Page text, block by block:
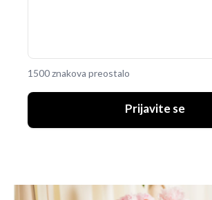
1500 znakova preostalo
Prijavite se